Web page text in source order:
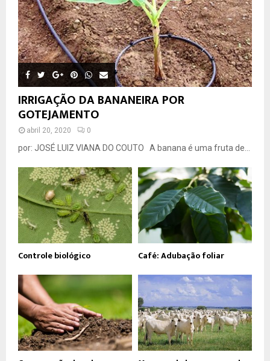
IRRIGAÇÃO DA BANANEIRA POR
GOTEJAMENTO
abril 20, 2020 0
por: JOSÉ LUIZ VIANA DO COUTO A banana é uma fruta de...
Controle biológico Café: Adubação foliar